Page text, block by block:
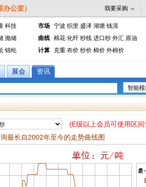
公室） 我要采购
科技 市场 宁波 织里 盛泽 湖塘 钱清
抛储 曲线 棉花 化纤 纱线 进口纱 外汇 原油
锦纶 计算 克重 布价 纱价 棉价 外棉价
展会 资讯
(E级以上会员可使用区间
最长自2002年至今的走势曲线图